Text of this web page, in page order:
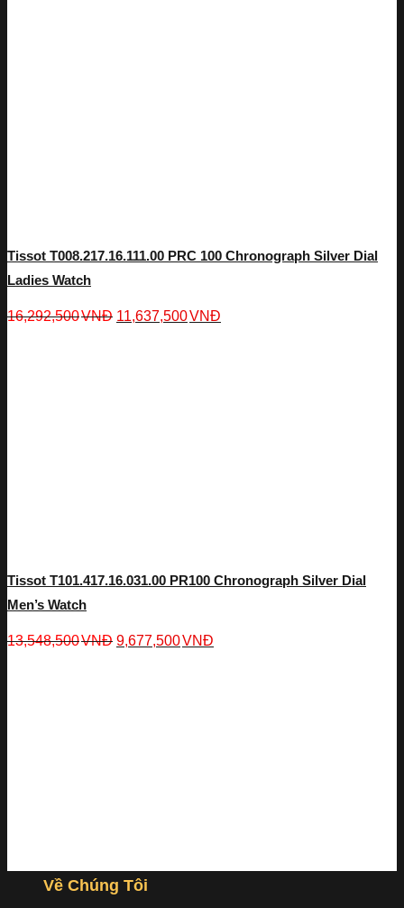
Tissot T008.217.16.111.00 PRC 100 Chronograph Silver Dial
Ladies Watch
16,292,500VNĐ 11,637,500VNĐ
Tissot T101.417.16.031.00 PR100 Chronograph Silver Dial
Men’s Watch
13,548,500VNĐ 9,677,500VNĐ
Về Chúng Tôi